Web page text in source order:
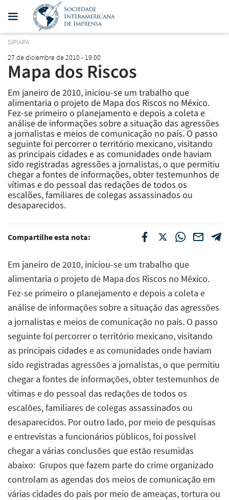
SIPIAPA
27 de diciembre de 2010 - 19:00
Mapa dos Riscos
Em janeiro de 2010, iniciou-se um trabalho que
alimentaria o projeto de Mapa dos Riscos no México.
Fez-se primeiro o planejamento e depois a coleta e
análise de informações sobre a situação das agressões
a jornalistas e meios de comunicação no país. O passo
seguinte foi percorrer o território mexicano, visitando
as principais cidades e as comunidades onde haviam
sido registradas agressões a jornalistas, o que permitiu
chegar a fontes de informações, obter testemunhos de
vítimas e do pessoal das redações de todos os
escalões, familiares de colegas assassinados ou
desaparecidos.
Compartilhe esta nota:
Em janeiro de 2010, iniciou-se um trabalho que
alimentaria o projeto de Mapa dos Riscos no México.
Fez-se primeiro o planejamento e depois a coleta e
análise de informações sobre a situação das agressões
a jornalistas e meios de comunicação no país. O passo
seguinte foi percorrer o território mexicano, visitando
as principais cidades e as comunidades onde haviam
sido registradas agressões a jornalistas, o que permitiu
chegar a fontes de informações, obter testemunhos de
vítimas e do pessoal das redações de todos os
escalões, familiares de colegas assassinados ou
desaparecidos. Por outro lado, por meio de pesquisas
e entrevistas a funcionários públicos, foi possível
chegar a várias conclusões que estão resumidas
abaixo:  Grupos que fazem parte do crime organizado
controlam as agendas dos meios de comunicação em
várias cidades do país por meio de ameaças, tortura ou